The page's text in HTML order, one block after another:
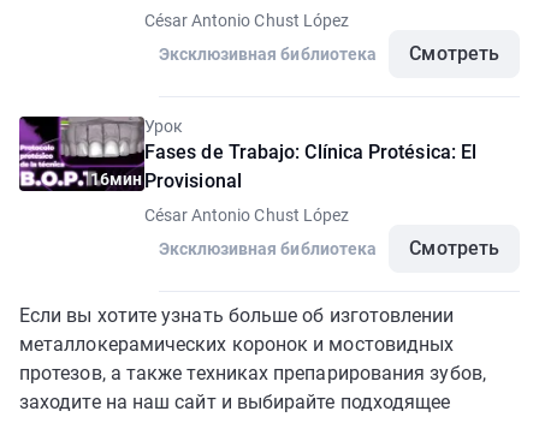
César Antonio Chust López
Эксклюзивная библиотека
Смотреть
16мин
Урок
Fases de Trabajo: Clínica Protésica: El
Provisional
César Antonio Chust López
Эксклюзивная библиотека
Смотреть
Если вы хотите узнать больше об изготовлении
металлокерамических коронок и мостовидных
протезов, а также техниках препарирования зубов,
заходите на наш сайт и выбирайте подходящее